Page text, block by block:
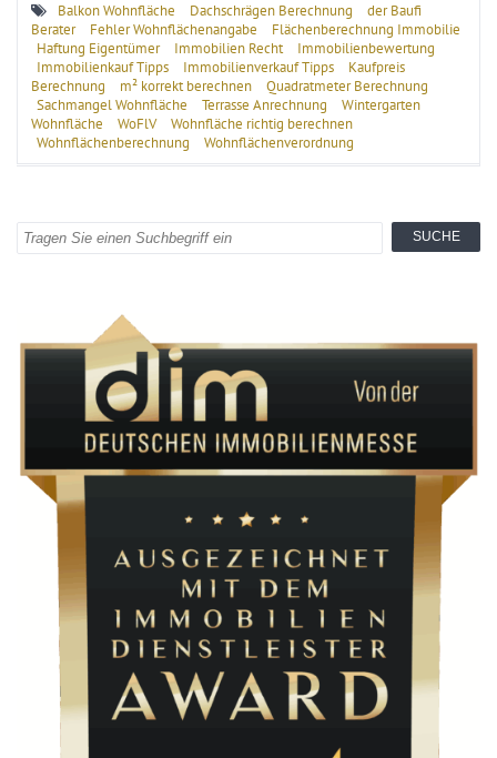
Balkon Wohnfläche
Dachschrägen Berechnung
der Baufi
Berater
Fehler Wohnflächenangabe
Flächenberechnung Immobilie
Haftung Eigentümer
Immobilien Recht
Immobilienbewertung
Immobilienkauf Tipps
Immobilienverkauf Tipps
Kaufpreis
Berechnung
m² korrekt berechnen
Quadratmeter Berechnung
Sachmangel Wohnfläche
Terrasse Anrechnung
Wintergarten
Wohnfläche
WoFlV
Wohnfläche richtig berechnen
Wohnflächenberechnung
Wohnflächenverordnung